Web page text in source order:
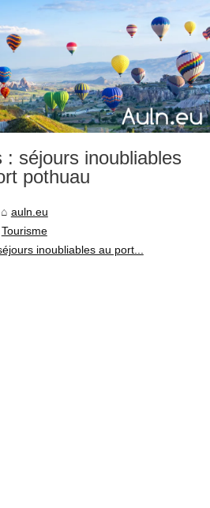
: séjours inoubliables
pothuau
auln.eu
Tourisme
inoubliables au port...